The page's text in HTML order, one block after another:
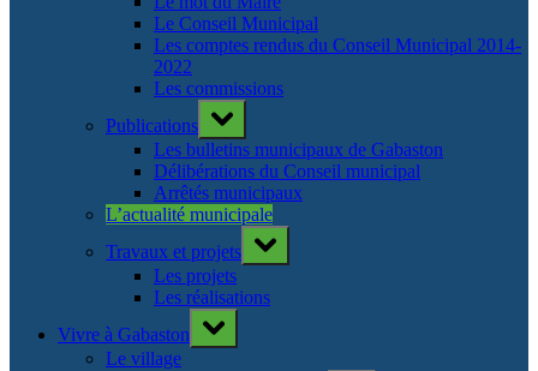
Le Conseil Municipal
Les comptes rendus du Conseil Municipal 2014-
2022
Les commissions
Publications
Toggle
sub-
menu
Les bulletins municipaux de Gabaston
Délibérations du Conseil municipal
Arrêtés municipaux
L’actualité municipale
Travaux et projets
Toggle
sub-
Les projets
Les réalisations
Vivre à Gabaston
Toggle
sub-
Le village